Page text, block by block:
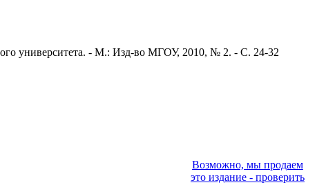
университета. - М.: Изд-во МГОУ, 2010, № 2. - С. 24-32
Возможно, мы продаем
это издание - проверить